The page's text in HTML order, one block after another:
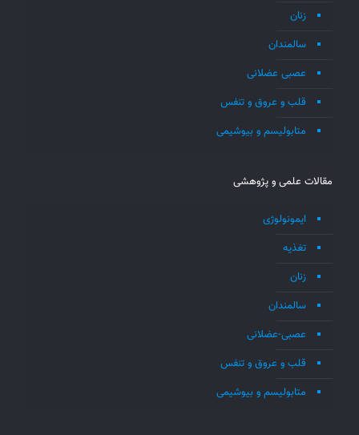
زنان
سالمندان
عصبی عضلانی
قلب و عروق و تنفس
متابولیسم و بیوشیمی
مقالات علمی و پژوهشی
ایمونولوژی
تغذیه
زنان
سالمندان
عصبی-عضلانی
قلب و عروق و تنفس
متابولیسم و بیوشیمی